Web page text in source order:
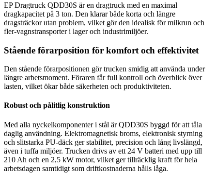
EP Dragtruck QDD30S är en dragtruck med en maximal
dragkapacitet på 3 ton. Den klarar både korta och längre
dragsträckor utan problem, vilket gör den idealisk för milkrun och
fler-vagnstransporter i lager och industrimiljöer.
Stående förarposition för komfort och effektivitet
Den stående förarpositionen gör trucken smidig att använda under
längre arbetsmoment. Föraren får full kontroll och överblick över
lasten, vilket ökar både säkerheten och produktiviteten.
Robust och pålitlig konstruktion
Med alla nyckelkomponenter i stål är QDD30S byggd för att tåla
daglig användning. Elektromagnetisk broms, elektronisk styrning
och slitstarka PU-däck ger stabilitet, precision och lång livslängd,
även i tuffa miljöer. Trucken drivs av ett 24 V batteri med upp till
210 Ah och en 2,5 kW motor, vilket ger tillräcklig kraft för hela
arbetsdagen samtidigt som driftkostnaderna hålls låga.